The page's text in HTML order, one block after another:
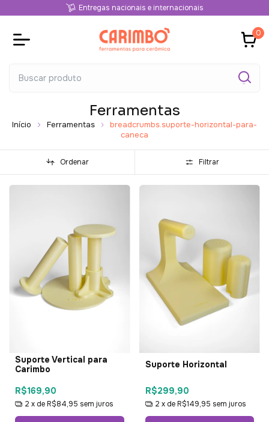
Entregas nacionais e internacionais
0
Ferramentas
Início Ferramentas
breadcrumbs.suporte-horizontal-para-
caneca
Ordenar Filtrar
Suporte Vertical para
Carimbo
R$169,90
2 x de R$84,95 sem juros
Suporte Horizontal
R$299,90
2 x de R$149,95 sem juros